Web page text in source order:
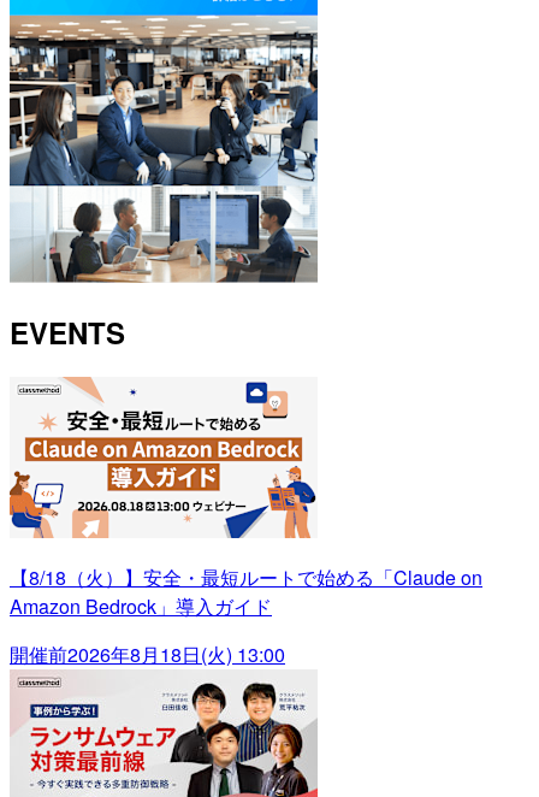
EVENTS
【8/18（火）】安全・最短ルートで始める「Claude on
Amazon Bedrock」導入ガイド
開催前2026年8月18日(火) 13:00